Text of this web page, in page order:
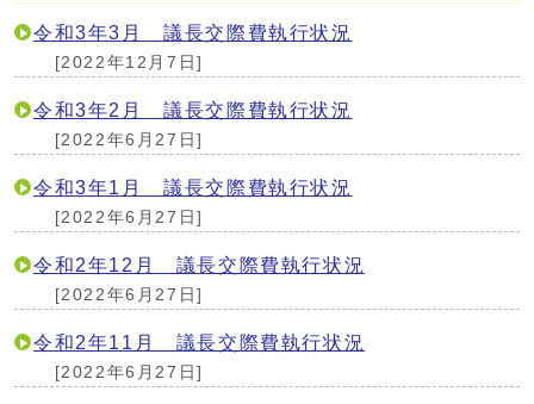
令和3年3月 議長交際費執行状況
[2022年12月7日]
令和3年2月 議長交際費執行状況
[2022年6月27日]
令和3年1月 議長交際費執行状況
[2022年6月27日]
令和2年12月 議長交際費執行状況
[2022年6月27日]
令和2年11月 議長交際費執行状況
[2022年6月27日]